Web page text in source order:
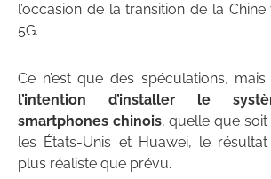
l’occasion de la transition de la
5G.
Ce n’est que des spéculations, mais
l’intention d’installer le
smartphones chinois, quelle que
les États-Unis et Huawei, le
plus réaliste que prévu.